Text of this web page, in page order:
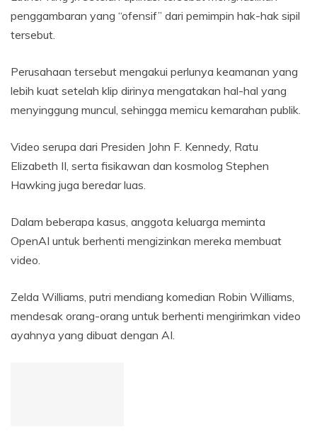
penggambaran yang “ofensif” dari pemimpin hak-hak sipil
tersebut.
Perusahaan tersebut mengakui perlunya keamanan yang
lebih kuat setelah klip dirinya mengatakan hal-hal yang
menyinggung muncul, sehingga memicu kemarahan publik.
Video serupa dari Presiden John F. Kennedy, Ratu
Elizabeth II, serta fisikawan dan kosmolog Stephen
Hawking juga beredar luas.
Dalam beberapa kasus, anggota keluarga meminta
OpenAI untuk berhenti mengizinkan mereka membuat
video.
Zelda Williams, putri mendiang komedian Robin Williams,
mendesak orang-orang untuk berhenti mengirimkan video
ayahnya yang dibuat dengan AI.